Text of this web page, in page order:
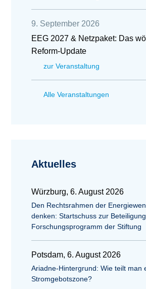
9. September 2026
EEG 2027 & Netzpaket: Das
Reform-Update
zur Veranstaltung
Alle Veranstaltungen
Aktuelles
Würzburg, 6. August 2026
Den Rechtsrahmen der
denken: Startschuss zur
Forschungsprogramm der Stiftung
Potsdam, 6. August 2026
Ariadne-Hintergrund: Wie teilt man
Stromgebotszone?